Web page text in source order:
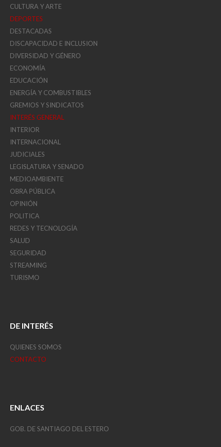
CULTURA Y ARTE
DEPORTES
DESTACADAS
DISCAPACIDAD E INCLUSION
DIVERSIDAD Y GÉNERO
ECONOMÍA
EDUCACIÓN
ENERGÍA Y COMBUSTIBLES
GREMIOS Y SINDICATOS
INTERÉS GENERAL
INTERIOR
INTERNACIONAL
JUDICIALES
LEGISLATURA Y SENADO
MEDIOAMBIENTE
OBRA PÚBLICA
OPINIÓN
POLITICA
REDES Y TECNOLOGÍA
SALUD
SEGURIDAD
STREAMING
TURISMO
DE INTERÉS
QUIENES SOMOS
CONTACTO
ENLACES
GOB. DE SANTIAGO DEL ESTERO